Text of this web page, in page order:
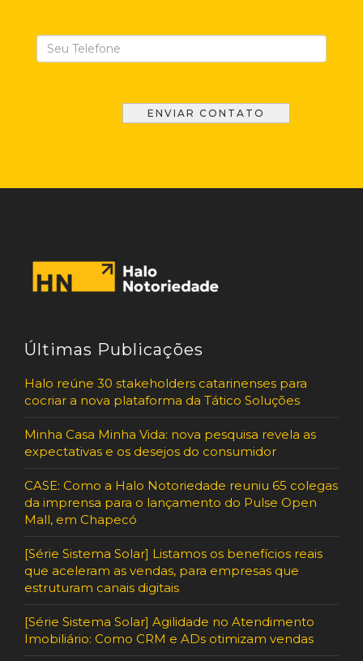
Últimas Publicações
Halo reúne 30 stakeholders catarinenses para
cocriar a nova plataforma da Tático Soluções
Minha Casa Minha Vida: nova pesquisa revela as
expectativas e os desejos do consumidor
CASE: Como a Halo Notoriedade reuniu 65 colegas
da imprensa para o lançamento do Pulse Open
Mall, em Chapecó
[Série Sistema Solar] Listamos os benefícios reais
que aceleram as vendas, para empresas que
estruturam canais digitais
[Série Sistema Solar] Agilidade no Atendimento
Imobiliário: Como CRM e ADs otimizam vendas